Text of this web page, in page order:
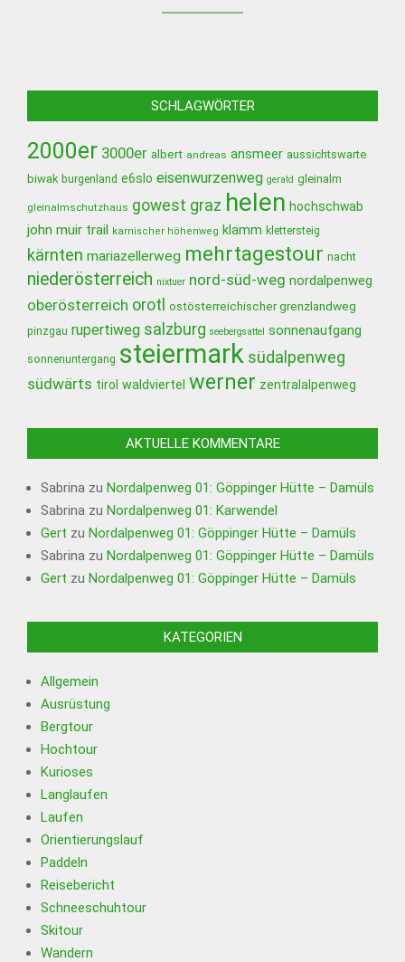
SCHLAGWÖRTER
2000er 3000er albert andreas ansmeer aussichtswarte
biwak burgenland e6slo eisenwurzenweg gerald gleinalm
gleinalmschutzhaus gowest graz helen hochschwab
john muir trail karnischer höhenweg klamm klettersteig
kärnten mariazellerweg mehrtagestour nacht
niederösterreich nixtuer nord-süd-weg nordalpenweg
oberösterreich orotl ostösterreichischer grenzlandweg
pinzgau rupertiweg salzburg seebergsattel sonnenaufgang
sonnenuntergang steiermark südalpenweg
südwärts tirol waldviertel werner zentralalpenweg
AKTUELLE KOMMENTARE
Sabrina zu Nordalpenweg 01: Göppinger Hütte – Damüls
Sabrina zu Nordalpenweg 01: Karwendel
Gert zu Nordalpenweg 01: Göppinger Hütte – Damüls
Sabrina zu Nordalpenweg 01: Göppinger Hütte – Damüls
Gert zu Nordalpenweg 01: Göppinger Hütte – Damüls
KATEGORIEN
Allgemein
Ausrüstung
Bergtour
Hochtour
Kurioses
Langlaufen
Laufen
Orientierungslauf
Paddeln
Reisebericht
Schneeschuhtour
Skitour
Wandern